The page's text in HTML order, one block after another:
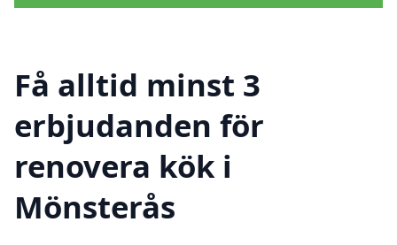
Få alltid minst 3
erbjudanden för
renovera kök i
Mönsterås